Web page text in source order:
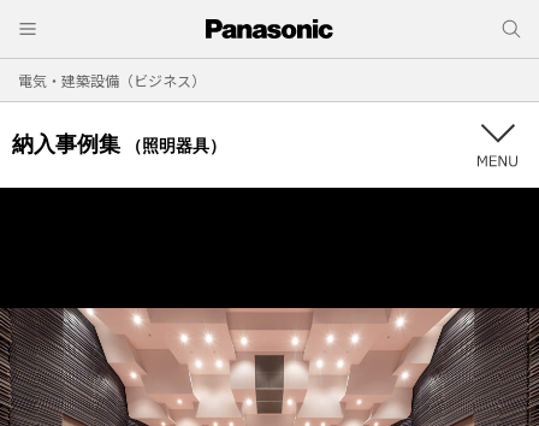
電気・建築設備（ビジネス）
納入事例集 （照明器具）